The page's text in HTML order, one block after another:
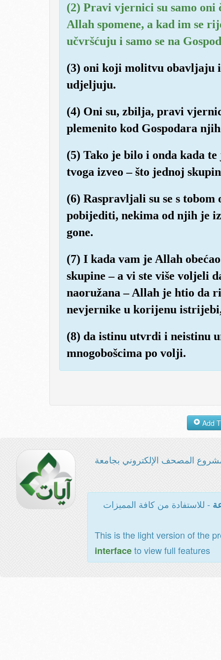
(2) Pravi vjernici su samo oni
Allah spomene, a kad im se
učvršćuju i samo se na
(3) oni koji molitvu obavljaju
udjeljuju.
(4) Oni su, zbilja, pravi
plemenito kod Gospodara
(5) Tako je bilo i onda kada
tvoga izveo – što jednoj
(6) Raspravljali su se s
pobijediti, nekima od njih je
gone.
(7) I kada vam je Allah
skupine – a vi ste više voljeli
naoružana – Allah je htio da
nevjernike u korijenu
(8) da istinu utvrdi i neistinu
mnogobošcima po volji.
المصحف الإلكتروني بجامعة
- للاستفادة من كافة المميزات
This is the light version of the
interfaceto view full features